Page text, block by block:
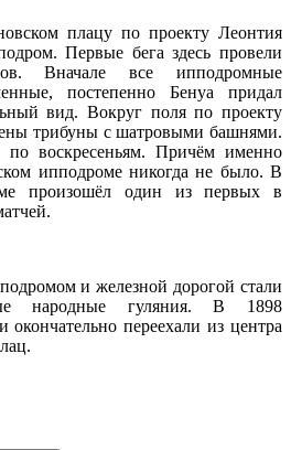
плацу по проекту Леонтия
Первые бега здесь провели
Вначале все ипподромные
постепенно Бенуа придал
вид. Вокруг поля по проекту
трибуны с шатровыми башнями.
по воскресеньям. Причём именно
ипподроме никогда не было. В
произошёл один из первых в
и железной дорогой стали
народные гуляния. В 1898
окончательно переехали из центра